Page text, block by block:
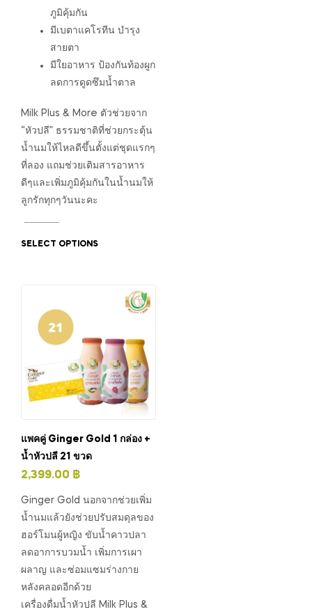
ภูมิคุ้มกัน
มีเบตาแคโรทีน บำรุง
สายตา
มีใยอาหาร ป้องกันท้องผูก
ลดการดูดซึมน้ำตาล
Milk Plus & More ตัวช่วยจาก
“หัวปลี” ธรรมชาติที่ช่วยกระตุ้น
น้ำนมให้ไหลดีขึ้นตั้งแต่ชุดแรกๆ
ที่ลอง แถมช่วยเติมสารอาหาร
ดีๆและเพิ่มภูมิคุ้มกันในน้ำนมให้
ลูกรักทุกๆวันนะคะ
SELECT OPTIONS
แพคคู่ Ginger Gold 1 กล่อง +
น้ำหัวปลี 21 ขวด
2,399.00 ฿
Ginger Gold นอกจากช่วยเพิ่ม
น้ำนมแล้วยังช่วยปรับสมดุลของ
ฮอร์โมนผู้หญิง ขับน้ำคาวปลา
ลดอาการบวมน้ำ เพิ่มการเผา
ผลาญ และซ่อมแซม​ร่างกาย
หลังคลอดอีกด้วย
เครื่องดื่มน้ำหัวปลี Milk Plus &